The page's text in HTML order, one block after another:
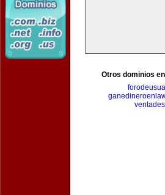
Otros dominios